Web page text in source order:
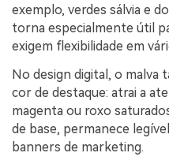
exemplo, verdes sálvia e
torna especialmente útil
exigem flexibilidade em
No design digital, o malva
cor de destaque: atrai a
magenta ou roxo
de base, permanece
banners de marketing.